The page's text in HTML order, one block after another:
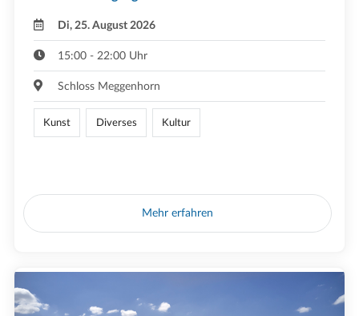
Di, 25. August 2026
15:00 - 22:00 Uhr
Schloss Meggenhorn
Kunst Diverses Kultur
Mehr erfahren